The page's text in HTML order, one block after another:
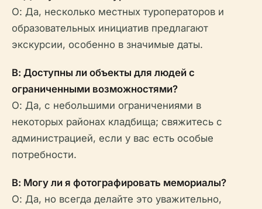
О: Да, несколько местных туроператоров и
образовательных инициатив предлагают
экскурсии, особенно в значимые даты.
В: Доступны ли объекты для людей с
ограниченными возможностями?
О: Да, с небольшими ограничениями в
некоторых районах кладбища; свяжитесь с
администрацией, если у вас есть особые
потребности.
В: Могу ли я фотографировать мемориалы?
О: Да, но всегда делайте это уважительно,